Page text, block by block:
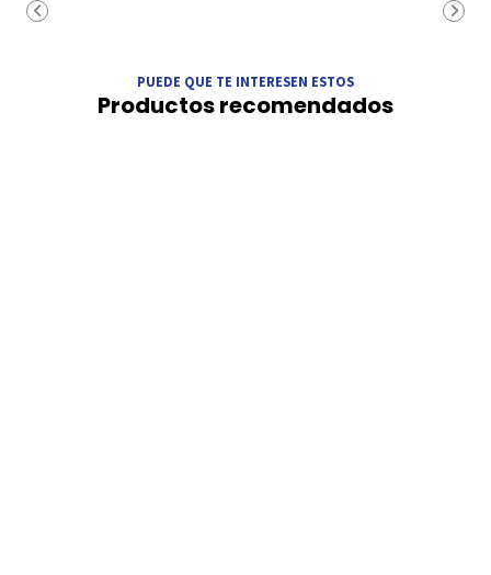
PUEDE QUE TE INTERESEN ESTOS
Productos recomendados